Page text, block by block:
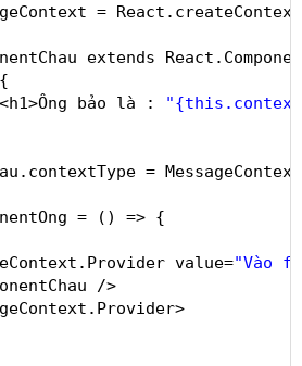
=
extends
<h1>Ông bảo là :
=
= () => {
value="Vào
/>